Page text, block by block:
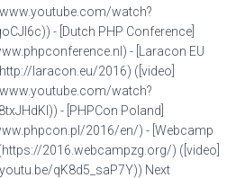
watch?
- [Dutch PHP Conference]
- [Laracon EU
laracon.eu/2016) ([video]
watch?
- [PHPCon Poland]
2016/en/) - [Webcamp
2016.webcampzg.org/) ([video]
qK8d5_saP7Y)) Next